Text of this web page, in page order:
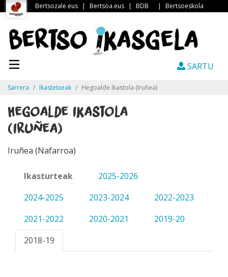
Bertsozale.eus | Bertsoa.eus | BDB | Bertsoeskola
SARTU
Sarrera Ikastetxeak Hegoalde Ikastola (Iruñea)
Hegoalde Ikastola
(Iruñea)
Iruñea (Nafarroa)
Ikasturteak
2025-2026
2024-2025
2023-2024
2022-2023
2021-2022
2020-2021
2019-20
2018-19